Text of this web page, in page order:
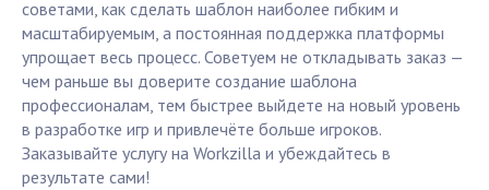
советами, как сделать шаблон наиболее гибким и
масштабируемым, а постоянная поддержка платформы
упрощает весь процесс. Советуем не откладывать заказ —
чем раньше вы доверите создание шаблона
профессионалам, тем быстрее выйдете на новый уровень
в разработке игр и привлечёте больше игроков.
Заказывайте услугу на Workzilla и убеждайтесь в
результате сами!